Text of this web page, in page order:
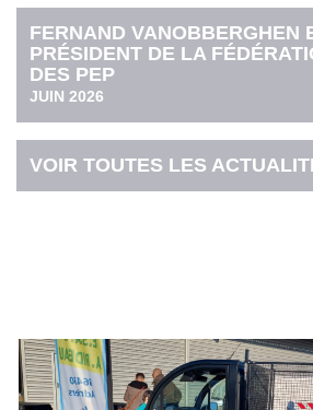
FERNAND VANOBBERGHEN
PRÉSIDENT DE LA
DES PEP
JUIN 2026
VOIR TOUTES LES